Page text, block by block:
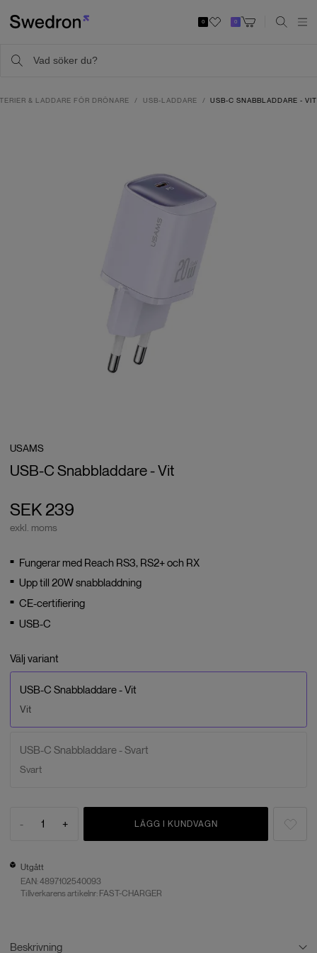
0 0
& LADDARE FÖR DRÖNARE USB-LADDARE USB-C SNABBLADDARE - VIT
USAMS
USB-C Snabbladdare - Vit
SEK 239
exkl. moms
Fungerar med Reach RS3, RS2+ och RX
Upp till 20W snabbladdning
CE-certifiering
USB-C
Välj variant
USB-C Snabbladdare - Vit
Vit
USB-C Snabbladdare - Svart
Svart
- 1 + LÄGG I KUNDVAGN
Utgått
EAN:4897102540093
Tillverkarens artikelnr: FAST-CHARGER
Beskrivning